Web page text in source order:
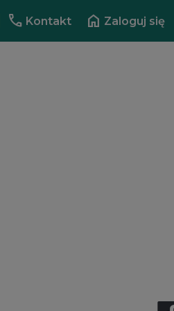
call Kontakt home Zaloguj się